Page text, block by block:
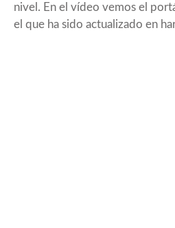
nivel. En el vídeo vemos el
el que ha sido actualizado en